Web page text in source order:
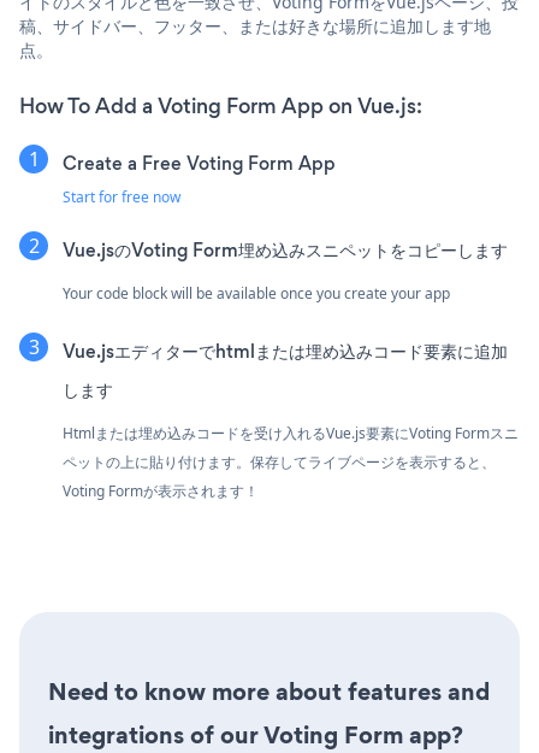
稿、サイドバー、フッター、または好きな場所に追加します地
点。
How To Add a Voting Form App on Vue.js:
Create a Free Voting Form App
Start for free now
Vue.jsのVoting Form埋め込みスニペットをコピーします
Your code block will be available once you create your app
Vue.jsエディターでhtmlまたは埋め込みコード要素に追加
します
Htmlまたは埋め込みコードを受け入れるVue.js要素にVoting Formスニ
ペットの上に貼り付けます。保存してライブページを表示すると、
Voting Formが表示されます！
Need to know more about features and
integrations of our Voting Form app?